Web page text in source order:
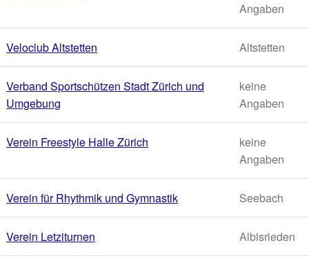
Angaben
Veloclub Altstetten Altstetten
Verband Sportschützen Stadt Zürich und
Umgebung
keine
Angaben
Verein Freestyle Halle Zürich
keine
Angaben
Verein für Rhythmik und Gymnastik Seebach
Verein Letziturnen Albisrieden